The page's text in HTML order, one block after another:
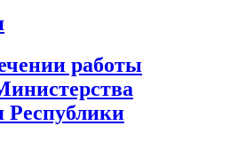
работы
Республики